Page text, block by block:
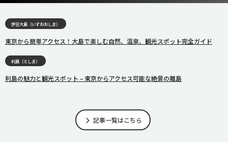
伊豆大島（いずおおしま）
東京から簡単アクセス！大島で楽しむ自然、温泉、観光スポット完全ガイド
利島（としま）
利島の魅力と観光スポット – 東京からアクセス可能な絶景の離島
記事一覧はこちら